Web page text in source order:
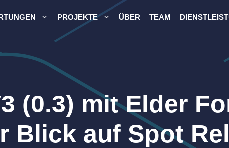
PROJEKTE ÜBER TEAM
(0.3) mit Elder
Blick auf Spot